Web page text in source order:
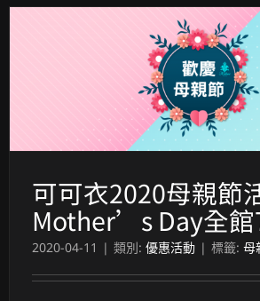
可可衣2020母親節
Mother’s Day全館
2020-04-11 | 類別: 優惠活動 | 標籤: 母